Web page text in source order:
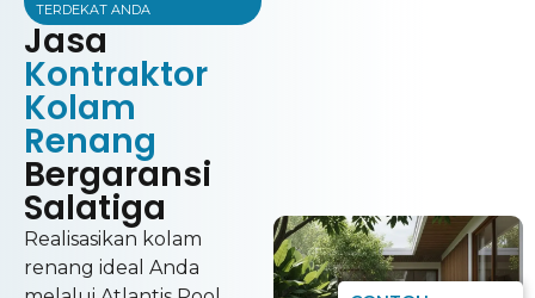
TERDEKAT ANDA
Jasa
Kontraktor
Kolam
Renang
Bergaransi
Salatiga
Realisasikan kolam
renang ideal Anda